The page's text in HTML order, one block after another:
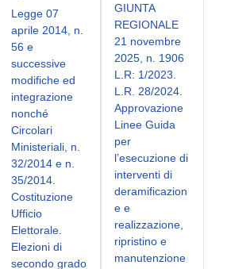
Legge 07
aprile 2014, n.
56 e
successive
modifiche ed
integrazione
nonché
Circolari
Ministeriali, n.
32/2014 e n.
35/2014.
Costituzione
Ufficio
Elettorale.
Elezioni di
secondo grado
GIUNTA
REGIONALE
21 novembre
2025, n. 1906
L.R: 1/2023.
L.R. 28/2024.
Approvazione
Linee Guida
per
l’esecuzione di
interventi di
deramificazion
e e
realizzazione,
ripristino e
manutenzione